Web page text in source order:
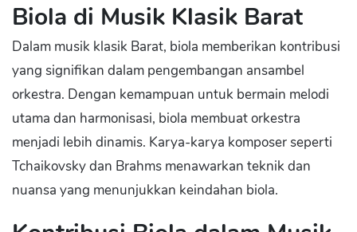
Biola di Musik Klasik Barat
Dalam musik klasik Barat, biola memberikan kontribusi
yang signifikan dalam pengembangan ansambel
orkestra. Dengan kemampuan untuk bermain melodi
utama dan harmonisasi, biola membuat orkestra
menjadi lebih dinamis. Karya-karya komposer seperti
Tchaikovsky dan Brahms menawarkan teknik dan
nuansa yang menunjukkan keindahan biola.